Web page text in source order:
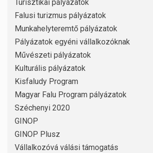
Turisztikai pályázatok
Falusi turizmus pályázatok
Munkahelyteremtő pályázatok
Pályázatok egyéni vállalkozóknak
Művészeti pályázatok
Kulturális pályázatok
Kisfaludy Program
Magyar Falu Program pályázatok
Széchenyi 2020
GINOP
GINOP Plusz
Vállalkozóvá válási támogatás